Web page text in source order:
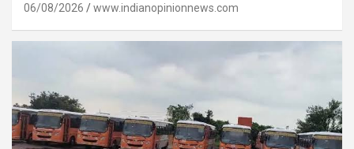
06/08/2026 www.indianopinionnews.com